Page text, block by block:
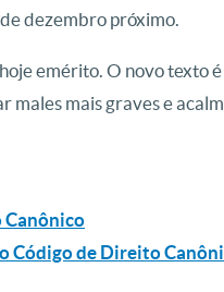
dezembro próximo.
emérito. O novo texto
males mais graves e
Canônico
Código de Direito